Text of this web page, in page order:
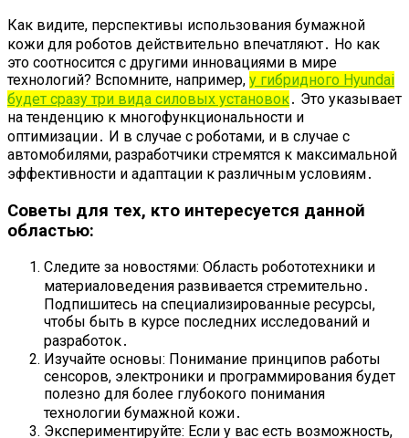
Как видите, перспективы использования бумажной
кожи для роботов действительно впечатляют․ Но как
это соотносится с другими инновациями в мире
технологий? Вспомните, например, у гибридного Hyundai
будет сразу три вида силовых установок․ Это указывает
на тенденцию к многофункциональности и
оптимизации․ И в случае с роботами, и в случае с
автомобилями, разработчики стремятся к максимальной
эффективности и адаптации к различным условиям․
Советы для тех, кто интересуется данной
областью:
Следите за новостями: Область робототехники и
материаловедения развивается стремительно․
Подпишитесь на специализированные ресурсы,
чтобы быть в курсе последних исследований и
разработок․
Изучайте основы: Понимание принципов работы
сенсоров, электроники и программирования будет
полезно для более глубокого понимания
технологии бумажной кожи․
Экспериментируйте: Если у вас есть возможность,